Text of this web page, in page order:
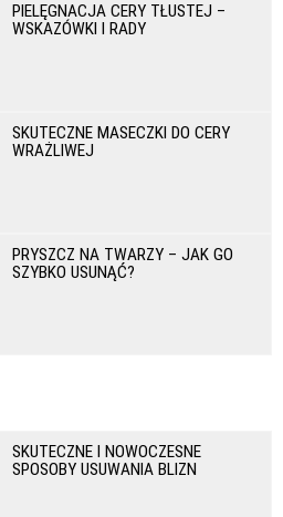
PIELĘGNACJA CERY TŁUSTEJ –
WSKAZÓWKI I RADY
SKUTECZNE MASECZKI DO CERY
WRAŻLIWEJ
PRYSZCZ NA TWARZY – JAK GO
SZYBKO USUNĄĆ?
SKUTECZNE I NOWOCZESNE
SPOSOBY USUWANIA BLIZN